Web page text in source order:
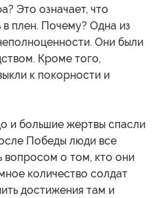
Это означает, что
плен. Почему? Одна из
Они были
Кроме того,
к покорности и
и большие жертвы спасли
Победы люди все
вопросом о том, кто они
количество солдат
достижения там и